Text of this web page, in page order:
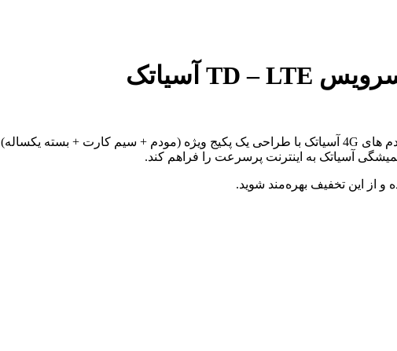
های 4G آسیاتک با طراحی یک پکیج ویژه (مودم + سیم کارت + بسته یکساله)
آسیاتک به اینترنت پرسرعت را فراهم کند.
و از این تخفیف بهره‌مند شوید.